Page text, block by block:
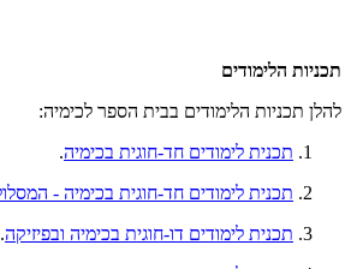
תכניות הלימודים
להלן תכניות הלימודים בבית הספר לכימיה:
תכנית לימודים חד-חוגית בכימיה.
תכנית לימודים חד-חוגית בכימיה -
תכנית לימודים דו-חוגית בכימיה ובפיזיקה.